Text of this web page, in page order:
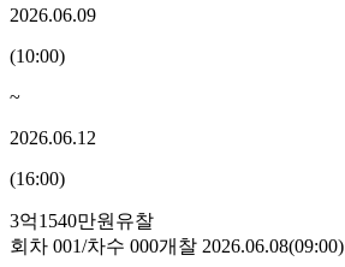
2026.06.09
(10:00)
~
2026.06.12
(16:00)
3억1540만원 유찰
회차 001/차수 000개찰 2026.06.08(09:00)